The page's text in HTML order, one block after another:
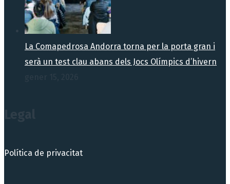
La Comapedrosa Andorra torna per la porta gran i
serà un test clau abans dels Jocs Olímpics d’hivern
Política de privacitat